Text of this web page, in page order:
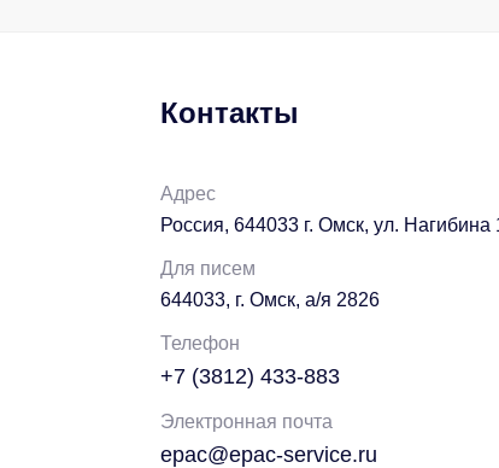
Контакты
Адрес
Россия, 644033 г. Омск, ул. Нагибина
Для писем
644033, г. Омск, а/я 2826
Телефон
+7 (3812) 433-883
Электронная почта
epac@epac-service.ru